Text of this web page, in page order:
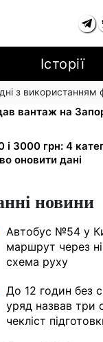
Історії
з використанням
для
вантаж на
3000 грн: 4
оновити дані
новини
Автобус №54 у
маршрут через
схема руху
До 12 годин без
уряд назвав три
чекліст